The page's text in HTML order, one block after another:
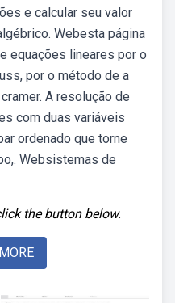
e calcular seu valor
Webesta página
equações lineares por o
por o método de a
A resolução de
com duas variáveis
ordenado que torne
Websistemas de
the button below.